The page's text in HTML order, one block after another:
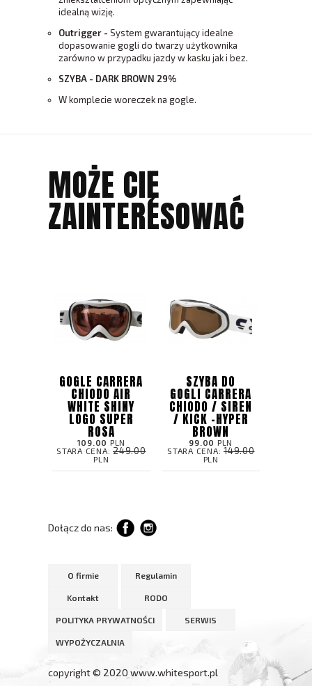
idealną wizję.
Outrigger - System gwarantujący idealne
dopasowanie gogli do twarzy użytkownika
zarówno w przypadku jazdy w kasku jak i bez.
SZYBA - DARK BROWN 29%
W komplecie woreczek na gogle.
MOŻE CIĘ
ZAINTERESOWAĆ
GOGLE CARRERA
CHIODO AIR
WHITE SHINY
LOGO SUPER
ROSA
109.00 PLN
STARA CENA: 249.00
PLN
SZYBA DO
GOGLI CARRERA
CHIODO / SIREN
/ KICK -HYPER
BROWN
99.00 PLN
STARA CENA: 149.00
PLN
Dołącz do nas:
O firmie Regulamin
Kontakt RODO
POLITYKA PRYWATNOŚCI SERWIS
WYPOŻYCZALNIA
copyright © 2020 www.whitesport.pl